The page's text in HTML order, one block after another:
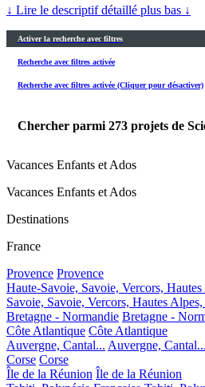
↓ Lire le descriptif détaillé plus bas ↓
Activer la recherche avec filtres
Recherche avec filtres activée
Recherche avec filtres activée (Cliquer pour désactiver)
Chercher parmi 273 projets de
Vacances Enfants et Ados
Vacances Enfants et Ados
Destinations
France
Provence Provence
Haute-Savoie, Savoie, Vercors,
Savoie, Savoie, Vercors, Hautes
Bretagne - Normandie Bretagne -
Côte Atlantique Côte Atlantique
Auvergne, Cantal... Auvergne, Cantal...
Corse Corse
Île de la Réunion Île de la Réunion